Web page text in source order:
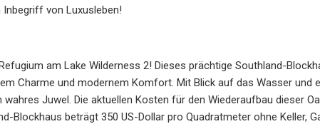
von Luxusleben!
am Lake Wilderness 2! Dieses prächtige Southland-
Charme und modernem Komfort. Mit Blick auf das Wasser und
Juwel. Die aktuellen Kosten für den Wiederaufbau dieser
Blockhaus beträgt 350 US-Dollar pro Quadratmeter ohne Keller,